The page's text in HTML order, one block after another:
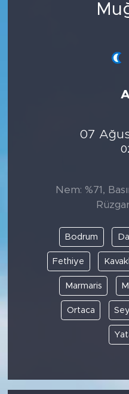
07
Nem: %71,
Bodrum
Fethiye
Marmaris
Ortaca